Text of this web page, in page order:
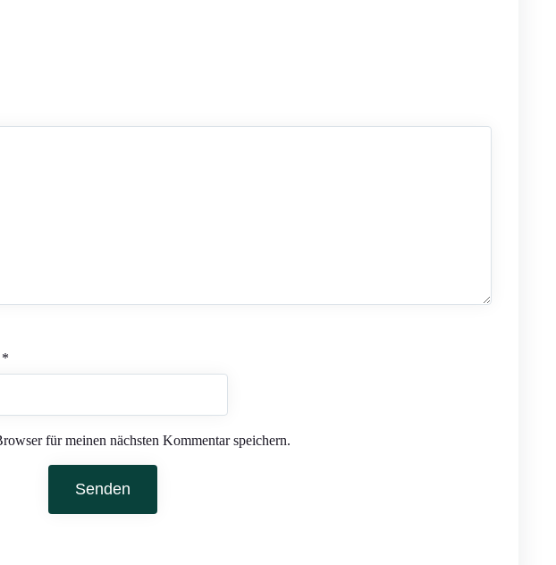
*
für meinen nächsten Kommentar speichern.